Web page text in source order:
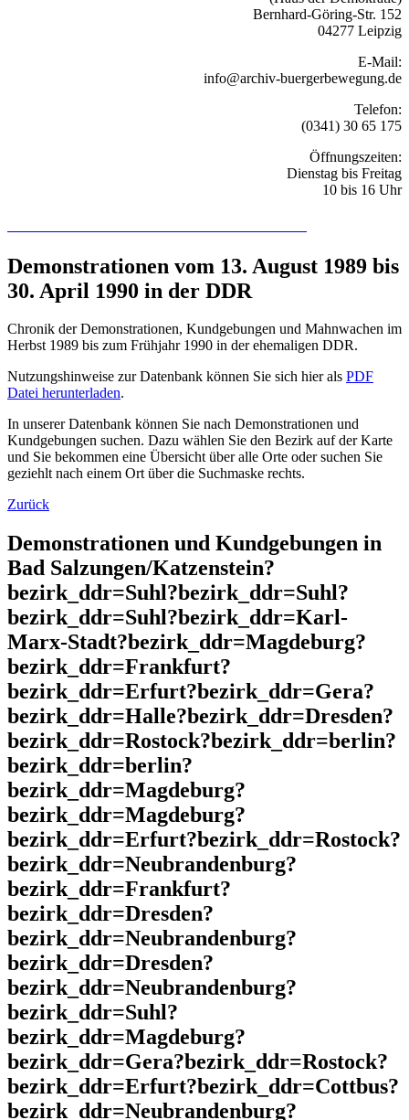
Bernhard-Göring-Str. 152
04277 Leipzig
E-Mail:
info@archiv-buergerbewegung.de
Telefon:
(0341) 30 65 175
Öffnungszeiten:
Dienstag bis Freitag
10 bis 16 Uhr
Demonstrationen vom 13. August 1989 bis
30. April 1990 in der DDR
Chronik der Demonstrationen, Kundgebungen und Mahnwachen im
Herbst 1989 bis zum Frühjahr 1990 in der ehemaligen DDR.
Nutzungshinweise zur Datenbank können Sie sich hier als PDF
Datei herunterladen.
In unserer Datenbank können Sie nach Demonstrationen und
Kundgebungen suchen. Dazu wählen Sie den Bezirk auf der Karte
und Sie bekommen eine Übersicht über alle Orte oder suchen Sie
geziehlt nach einem Ort über die Suchmaske rechts.
Zurück
Demonstrationen und Kundgebungen in
Bad Salzungen/Katzenstein?
bezirk_ddr=Suhl?bezirk_ddr=Suhl?
bezirk_ddr=Suhl?bezirk_ddr=Karl-
Marx-Stadt?bezirk_ddr=Magdeburg?
bezirk_ddr=Frankfurt?
bezirk_ddr=Erfurt?bezirk_ddr=Gera?
bezirk_ddr=Halle?bezirk_ddr=Dresden?
bezirk_ddr=Rostock?bezirk_ddr=berlin?
bezirk_ddr=berlin?
bezirk_ddr=Magdeburg?
bezirk_ddr=Magdeburg?
bezirk_ddr=Erfurt?bezirk_ddr=Rostock?
bezirk_ddr=Neubrandenburg?
bezirk_ddr=Frankfurt?
bezirk_ddr=Dresden?
bezirk_ddr=Neubrandenburg?
bezirk_ddr=Dresden?
bezirk_ddr=Neubrandenburg?
bezirk_ddr=Suhl?
bezirk_ddr=Magdeburg?
bezirk_ddr=Gera?bezirk_ddr=Rostock?
bezirk_ddr=Erfurt?bezirk_ddr=Cottbus?
bezirk_ddr=Neubrandenburg?